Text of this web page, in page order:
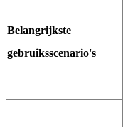
Belangrijkste
gebruiksscenario's